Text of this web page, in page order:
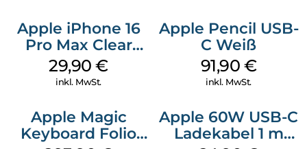
Apple iPhone 16
Pro Max Clear
Case MagSafe
Transparent
29,90€
inkl. MwSt.
Apple Pencil USB-
C Weiß
91,90 €
inkl. MwSt.
Apple Magic
Keyboard Folio
Apple 60W USB-C
Ladekabel 1 m